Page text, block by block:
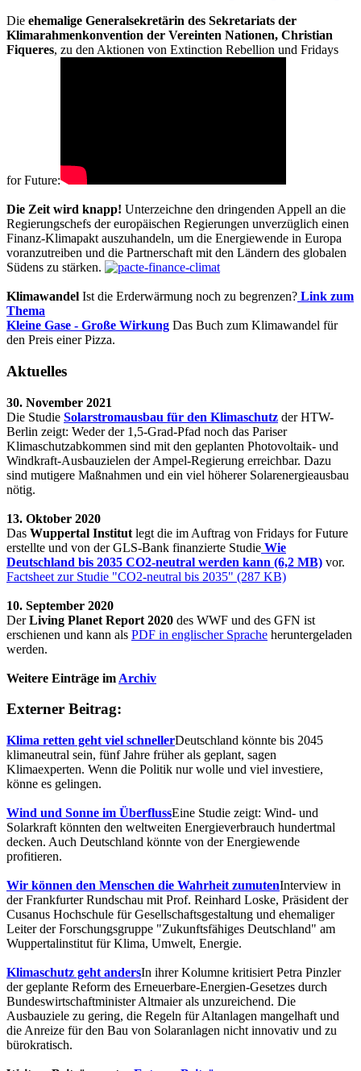
Die ehemalige Generalsekretärin des Sekretariats der
Klimarahmenkonvention der Vereinten Nationen, Christian
Fiqueres, zu den Aktionen von Extinction Rebellion und Fridays
for Future:
Die Zeit wird knapp! Unterzeichne den dringenden Appell an die
Regierungschefs der europäischen Regierungen unverzüglich einen
Finanz-Klimapakt auszuhandeln, um die Energiewende in Europa
voranzutreiben und die Partnerschaft mit den Ländern des globalen
Südens zu stärken.
Klimawandel Ist die Erderwärmung noch zu begrenzen? Link zum
Thema
Kleine Gase - Große Wirkung Das Buch zum Klimawandel für
den Preis einer Pizza.
Aktuelles
30. November 2021
Die Studie Solarstromausbau für den Klimaschutz der HTW-
Berlin zeigt: Weder der 1,5-Grad-Pfad noch das Pariser
Klimaschutzabkommen sind mit den geplanten Photovoltaik- und
Windkraft-Ausbauzielen der Ampel-Regierung erreichbar. Dazu
sind mutigere Maßnahmen und ein viel höherer Solarenergieausbau
nötig.
13. Oktober 2020
Das Wuppertal Institut legt die im Auftrag von Fridays for Future
erstellte und von der GLS-Bank finanzierte Studie Wie
Deutschland bis 2035 CO2-neutral werden kann (6,2 MB) vor.
Factsheet zur Studie "CO2-neutral bis 2035" (287 KB)
10. September 2020
DerLiving Planet Report 2020 des WWF und des GFN ist
erschienen und kann als PDF in englischer Sprache heruntergeladen
werden.
Weitere Einträge im Archiv
Externer Beitrag:
Klima retten geht viel schnellerDeutschland könnte bis 2045
klimaneutral sein, fünf Jahre früher als geplant, sagen
Klimaexperten. Wenn die Politik nur wolle und viel investiere,
könne es gelingen.
Wind und Sonne im ÜberflussEine Studie zeigt: Wind- und
Solarkraft könnten den weltweiten Energieverbrauch hundertmal
decken. Auch Deutschland könnte von der Energiewende
profitieren.
Wir können den Menschen die Wahrheit zumutenInterview in
der Frankfurter Rundschau mit Prof. Reinhard Loske, Präsident der
Cusanus Hochschule für Gesellschaftsgestaltung und ehemaliger
Leiter der Forschungsgruppe "Zukunftsfähiges Deutschland" am
Wuppertalinstitut für Klima, Umwelt, Energie.
Klimaschutz geht andersIn ihrer Kolumne kritisiert Petra Pinzler
der geplante Reform des Erneuerbare-Energien-Gesetzes durch
Bundeswirtschaftminister Altmaier als unzureichend. Die
Ausbauziele zu gering, die Regeln für Altanlagen mangelhaft und
die Anreize für den Bau von Solaranlagen nicht innovativ und zu
bürokratisch.